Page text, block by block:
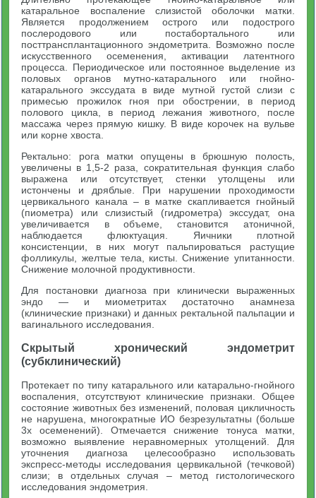
катаральное воспаление слизистой оболочки матки.
Является продолжением острого или подострого
послеродового или постабортального или
посттрансплантационного эндометрита. Возможно после
искусственного осеменения, активации латентного
процесса. Периодическое или постоянное выделение из
половых органов мутно-катарального или гнойно-
катарального экссудата в виде мутной густой слизи с
примесью прожилок гноя при обострении, в период
полового цикла, в период лежания животного, после
массажа через прямую кишку. В виде корочек на вульве
или корне хвоста.
Ректально: рога матки опущены в брюшную полость,
увеличены в 1,5-2 раза, сократительная функция слабо
выражена или отсутствует, стенки утолщены или
истончены и дряблые. При нарушении проходимости
цервикального канала – в матке скапливается гнойный
(пиометра) или слизистый (гидрометра) экссудат, она
увеличивается в объеме, становится атоничной,
наблюдается флюктуация. Яичники плотной
консистенции, в них могут пальпироваться растущие
фолликулы, желтые тела, кисты. Снижение упитанности.
Снижение молочной продуктивности.
Для постановки диагноза при клинически выраженных
эндо — и миометритах достаточно анамнеза
(клинические признаки) и данных ректальной пальпации и
вагинального исследования.
Скрытый хронический эндометрит
(субклинический)
Протекает по типу катарального или катарально-гнойного
воспаления, отсутствуют клинические признаки. Общее
состояние животных без изменений, половая цикличность
не нарушена, многократные ИО безрезультатны (больше
3х осеменений). Отмечается снижение тонуса матки,
возможно выявление неравномерных утолщений. Для
уточнения диагноза целесообразно использовать
экспресс-методы исследования цервикальной (течковой)
слизи; в отдельных случая – метод гистологического
исследования эндометрия.